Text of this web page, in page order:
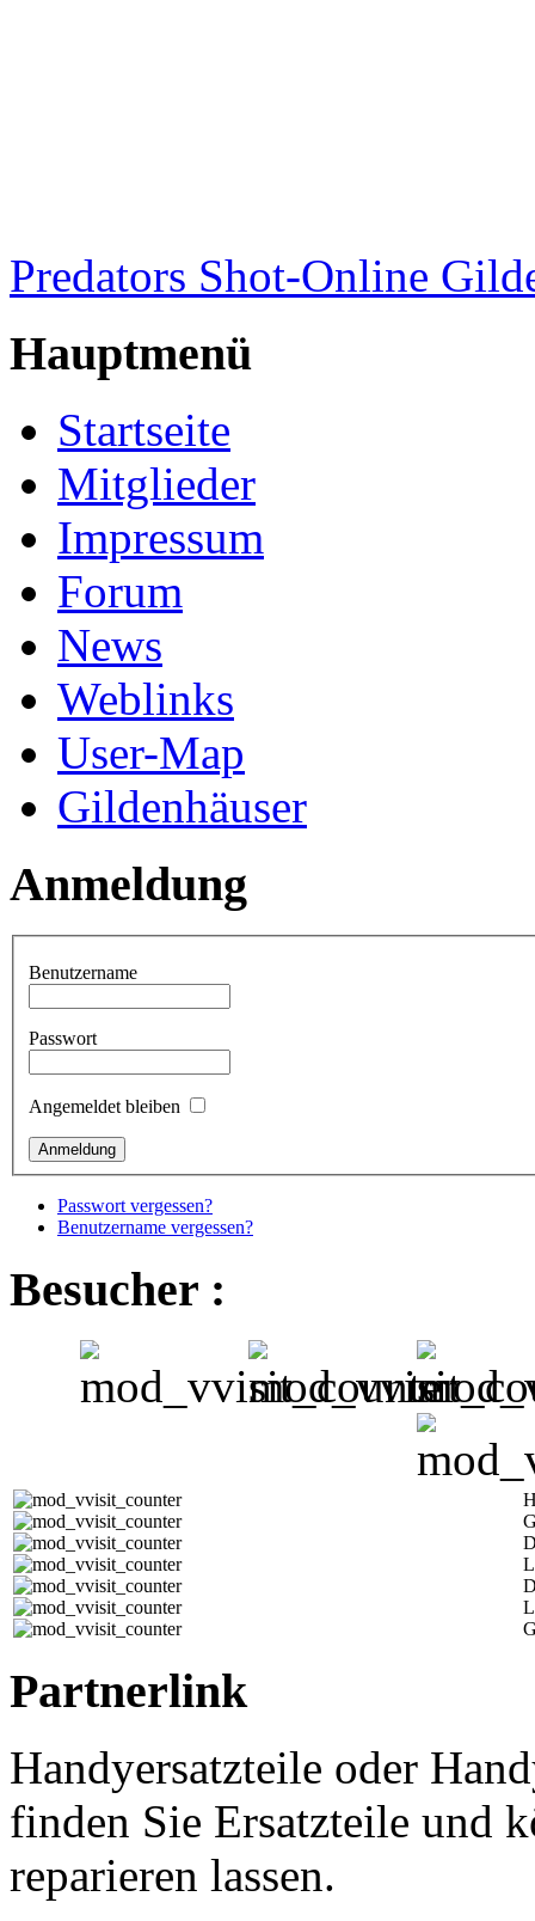
Predators Shot-Online
Hauptmenü
Startseite
Mitglieder
Impressum
Forum
News
Weblinks
User-Map
Gildenhäuser
Anmeldung
Benutzername
Passwort
Angemeldet bleiben
Passwort vergessen?
Benutzername vergessen?
Besucher :
Partnerlink
Handyersatzteile oder
finden Sie Ersatzteile und
reparieren lassen.